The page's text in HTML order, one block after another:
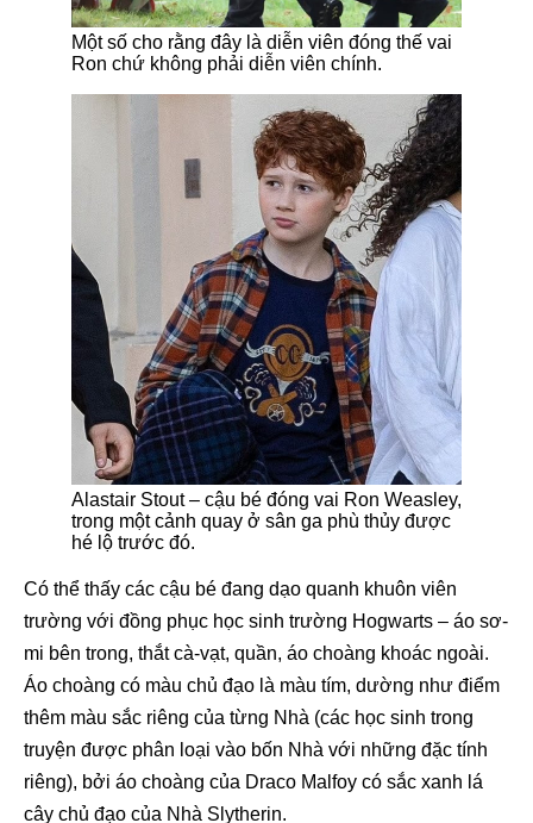
Một số cho rằng đây là diễn viên đóng thế vai
Ron chứ không phải diễn viên chính.
Alastair Stout – cậu bé đóng vai Ron Weasley,
trong một cảnh quay ở sân ga phù thủy được
hé lộ trước đó.
Có thể thấy các cậu bé đang dạo quanh khuôn viên
trường với đồng phục học sinh trường Hogwarts – áo sơ-
mi bên trong, thắt cà-vạt, quần, áo choàng khoác ngoài.
Áo choàng có màu chủ đạo là màu tím, dường như điểm
thêm màu sắc riêng của từng Nhà (các học sinh trong
truyện được phân loại vào bốn Nhà với những đặc tính
riêng), bởi áo choàng của Draco Malfoy có sắc xanh lá
cây chủ đạo của Nhà Slytherin.